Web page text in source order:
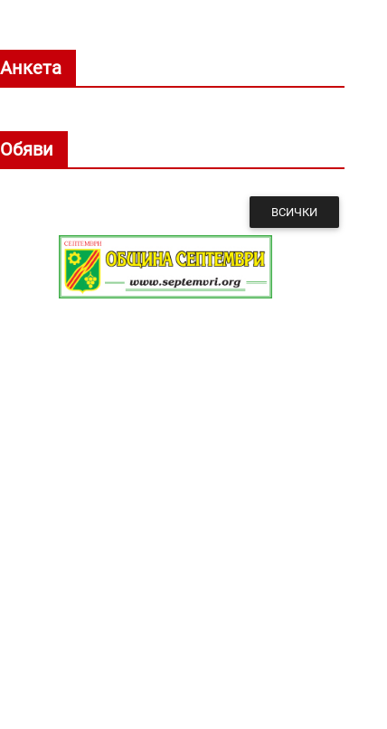
Анкета
Обяви
ВСИЧКИ